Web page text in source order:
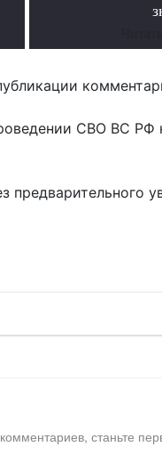
СВО ВС РФ
предварительного
станьте